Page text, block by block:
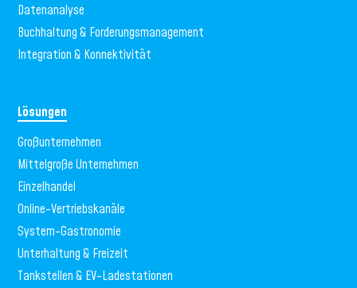
Datenanalyse
Buchhaltung & Forderungsmanagement
Integration & Konnektivität
Lösungen
Großunternehmen
Mittelgroße Unternehmen
Einzelhandel
Online-Vertriebskanäle
System-Gastronomie
Unterhaltung & Freizeit
Tankstellen & EV-Ladestationen